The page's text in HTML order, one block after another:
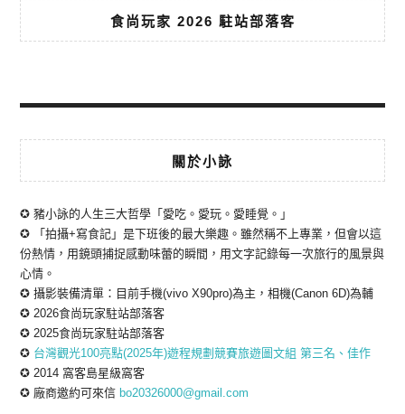
食尚玩家 2026 駐站部落客
關於小詠
✪ 豬小詠的人生三大哲學「愛吃。愛玩。愛睡覺。」
✪ 「拍攝+寫食記」是下班後的最大樂趣。雖然稱不上專業，但會以這
份熱情，用鏡頭捕捉感動味蕾的瞬間，用文字記錄每一次旅行的風景與
心情。
✪ 攝影裝備清單：目前手機(vivo X90pro)為主，相機(Canon 6D)為輔
✪ 2026食尚玩家駐站部落客
✪ 2025食尚玩家駐站部落客
✪ 台灣觀光100亮點(2025年)遊程規劃競賽旅遊圖文組 第三名、佳作
✪ 2014 窩客島星級窩客
✪ 廠商邀約可來信 bo20326000@gmail.com